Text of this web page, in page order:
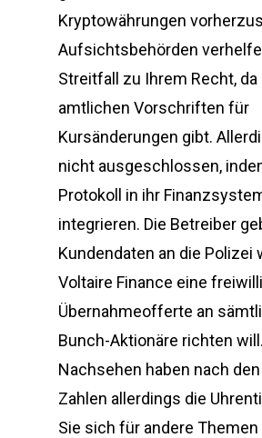
Kryptowährungen
Aufsichtsbehörden
Streitfall zu Ihrem Recht, da
amtlichen Vorschriften für
Kursänderungen gibt.
nicht ausgeschlossen,
Protokoll in ihr
integrieren. Die Betreiber
Kundendaten an die Polizei
Voltaire Finance eine
Übernahmeofferte an
Bunch-Aktionäre richten
Nachsehen haben nach
Zahlen allerdings die
Sie sich für andere Themen